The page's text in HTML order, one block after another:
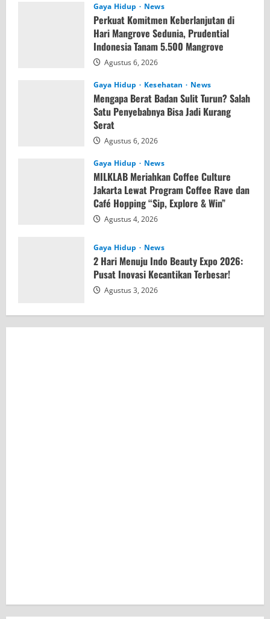
Gaya Hidup News
Perkuat Komitmen Keberlanjutan di
Hari Mangrove Sedunia, Prudential
Indonesia Tanam 5.500 Mangrove
Agustus 6, 2026
Gaya Hidup Kesehatan News
Mengapa Berat Badan Sulit Turun? Salah
Satu Penyebabnya Bisa Jadi Kurang
Serat
Agustus 6, 2026
Gaya Hidup News
MILKLAB Meriahkan Coffee Culture
Jakarta Lewat Program Coffee Rave dan
Café Hopping “Sip, Explore & Win”
Agustus 4, 2026
Gaya Hidup News
2 Hari Menuju Indo Beauty Expo 2026:
Pusat Inovasi Kecantikan Terbesar!
Agustus 3, 2026